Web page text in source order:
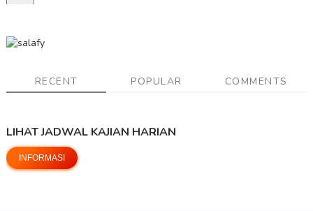
RECENT POPULAR COMMENTS
LIHAT JADWAL KAJIAN HARIAN
INFORMASI